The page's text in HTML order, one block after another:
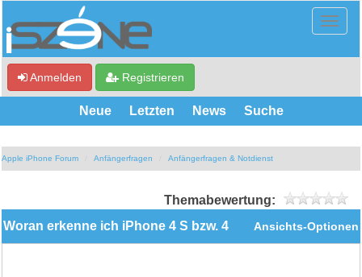
Anmelden Registrieren
Neue Letzten News Suche
Apple iPhone Forum Anfängerfragen Anfängerfragen & Notdienst
Themabewertung:
Ansichts-Optionen
Woran erkenne ich iPhone 4 S bzw. 4